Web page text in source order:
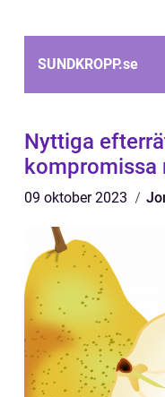
SUNDKROPP.se
Nyttiga
kompromissa
09 oktober 2023